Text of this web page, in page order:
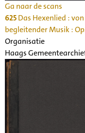
Ga naar de scans
625Das Hexenlied :
begleitender Musik :
Organisatie
Haags